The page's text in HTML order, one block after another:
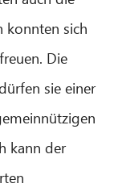
konnten sich
Die
sie einer
kann der